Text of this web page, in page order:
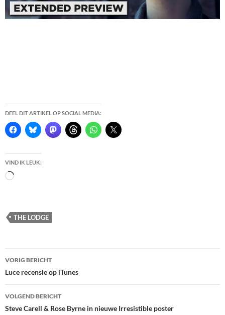
DEEL DIT ARTIKEL OP SOCIAL MEDIA:
VIND IK LEUK:
Bezig
THE LODGE
Berichtnavigatie
VORIG BERICHT
Luce recensie op iTunes
VOLGEND BERICHT
Steve Carell & Rose Byrne in nieuwe Irresistible poster